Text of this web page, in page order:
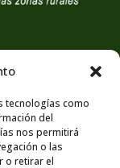
tecnologías como
del
nos permitirá
o las
o retirar el